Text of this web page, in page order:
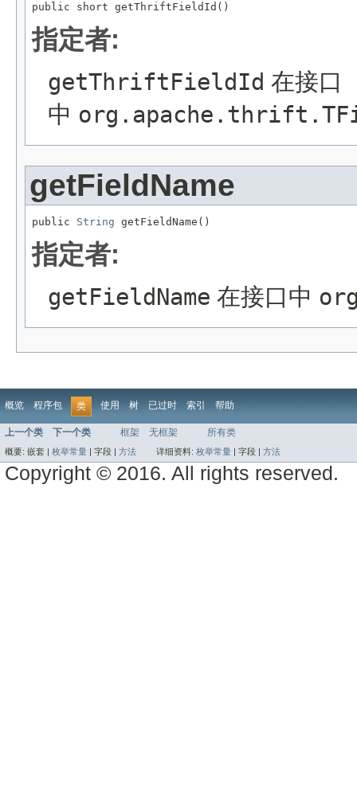
public short getThriftFieldId()
指定者:
getThriftFieldId 在接口
中
getFieldName
public String getFieldName()
指定者:
getFieldName 在接口中
概览 程序包 类 使用 树 已过时 索引 帮助
上一个类 下一个类 框架 无框架 所有类
概要: 嵌套 | 枚举常量 | 字段 | 方法 详细资料: 枚举常量 | 字段 | 方法
Copyright © 2016. All rights reserved.